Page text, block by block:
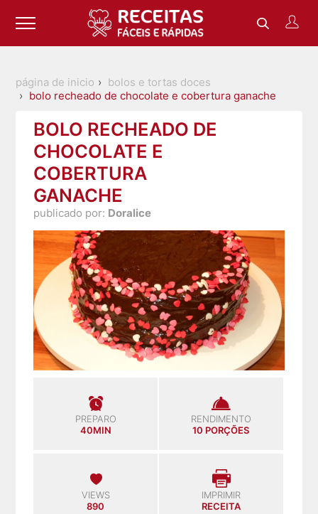
página de inicio
bolos e tortas doces
bolo recheado de chocolate e cobertura ganache
BOLO RECHEADO DE
CHOCOLATE E
COBERTURA
GANACHE
publicado por: Doralice
PREPARO
40MIN
RENDIMENTO
10 PORÇÕES
VIEWS
890
IMPRIMIR
RECEITA